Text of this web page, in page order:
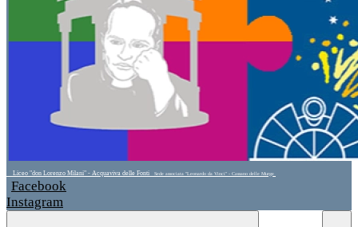
Liceo "don Lorenzo Milani" - Acquaviva delle Fonti Sede associata "Leonardo da Vinci" - Cassano delle Murge
Facebook
Instagram